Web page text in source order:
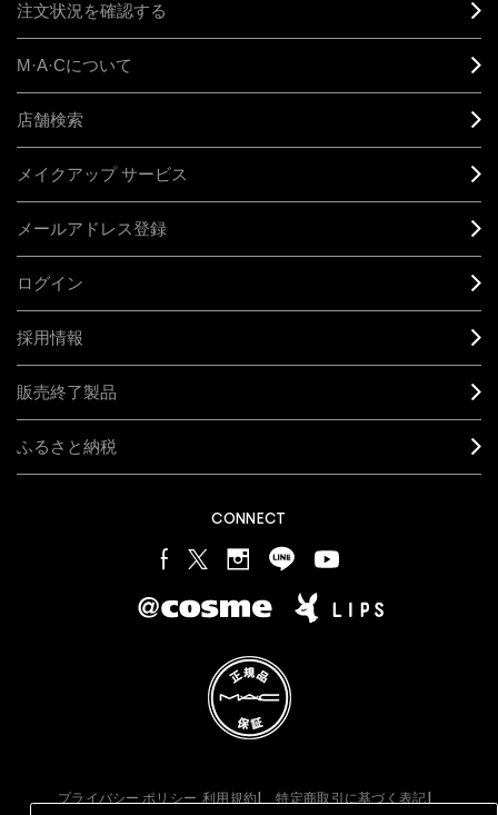
注文状況を確認する
M·A·Cについて
店舗検索
メイクアップ サービス
メールアドレス登録
ログイン
採用情報
販売終了製品
ふるさと納税
CONNECT
プライバシー ポリシー 利用規約
特定商取引に基づく表記